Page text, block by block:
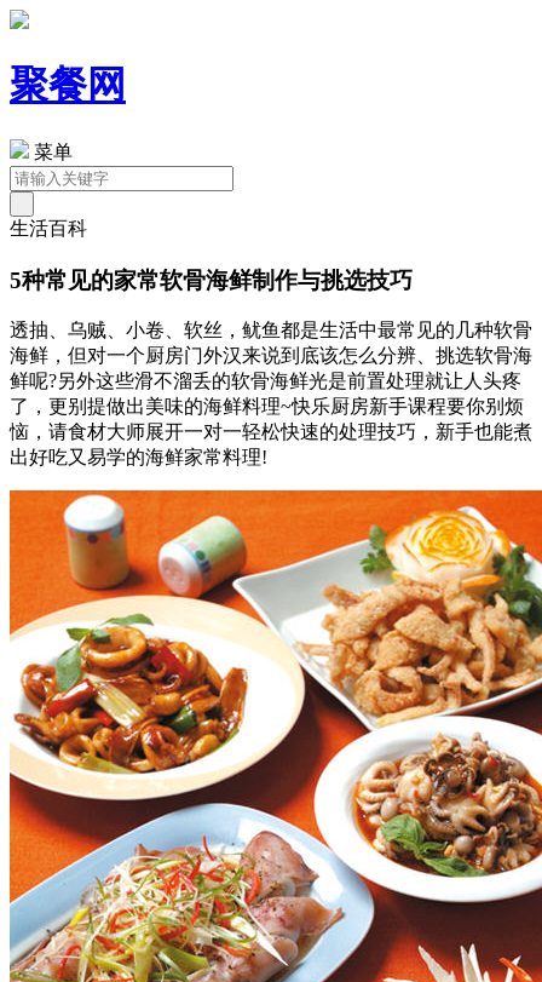
聚餐网
菜单
生活百科
5种常见的家常软骨海鲜制作与挑选技巧
透抽、乌贼、小卷、软丝，鱿鱼都是生活中最常见的几种软骨
海鲜，但对一个厨房门外汉来说到底该怎么分辨、挑选软骨海
鲜呢?另外这些滑不溜丢的软骨海鲜光是前置处理就让人头疼
了，更别提做出美味的海鲜料理~快乐厨房新手课程要你别烦
恼，请食材大师展开一对一轻松快速的处理技巧，新手也能煮
出好吃又易学的海鲜家常料理!